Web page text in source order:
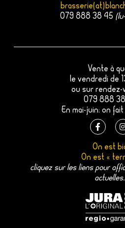
079 888 38 45
Vente à
le vendredi de
ou sur rendez-
079 888
En mai-juin: on
F
a
c
e
b
o
f
I
s
t
a
r
On est
On est «
cliquez sur les liens pour
actuelles.